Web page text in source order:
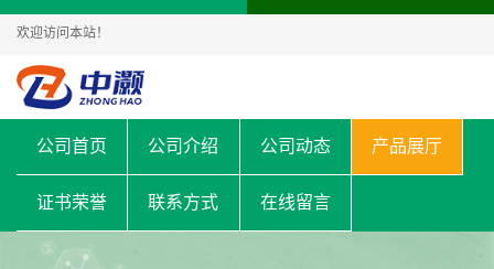
欢迎访问本站！
公司首页 公司介绍 公司动态 产品展厅
证书荣誉 联系方式 在线留言